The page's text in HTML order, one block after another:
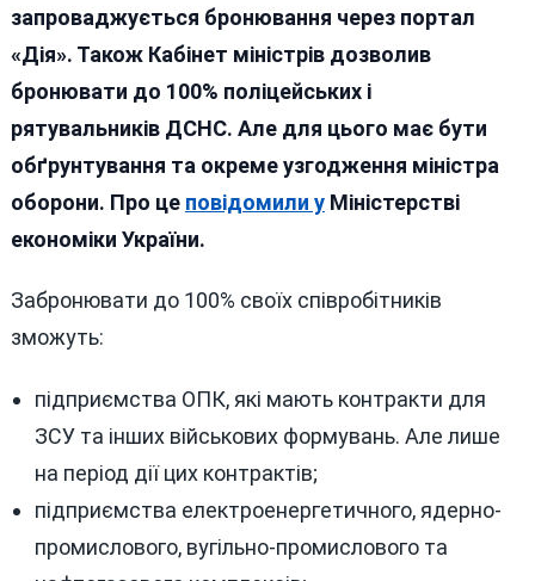
запроваджується бронювання через портал
«Дія». Також Кабінет міністрів дозволив
бронювати до 100% поліцейських і
рятувальників ДСНС. Але для цього має бути
обґрунтування та окреме узгодження міністра
оборони. Про це повідомили уМіністерстві
економіки України.
Забронювати до 100% своїх співробітників
зможуть:
підприємства ОПК, які мають контракти для
ЗСУ та інших військових формувань. Але лише
на період дії цих контрактів;
підприємства електроенергетичного, ядерно-
промислового, вугільно-промислового та